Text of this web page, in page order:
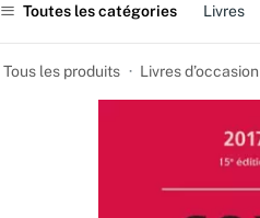
Toutes les catégories Livres
Tous les produits Livres d’occasion